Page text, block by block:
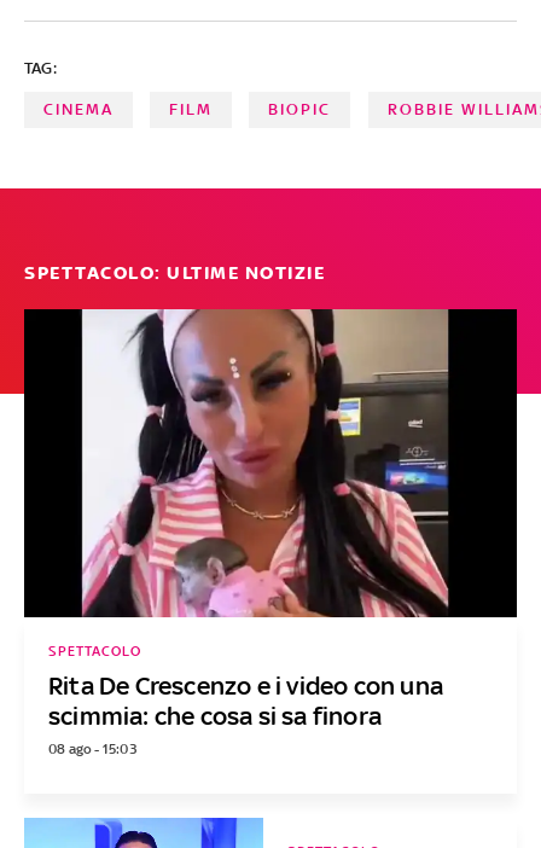
Field e i loro quattro figli
TAG:
CINEMA FILM BIOPIC ROBBIE
SPETTACOLO: ULTIME NOTIZIE
Rita De Crescenzo e i video con una
scimmia: che cosa si sa finora
SPETTACOLO
08 ago - 15:03